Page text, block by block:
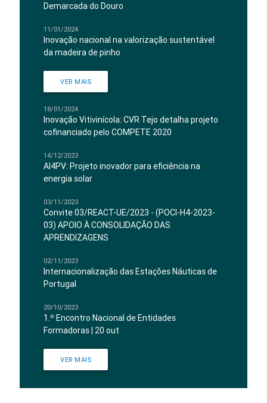
Demarcada do Douro
11/01/2024
Inovação nacional na valorização sustentável
da madeira de pinho
VER MAIS
18/01/2024
Inovação Vitivinícola: CVR Tejo detalha projeto
cofinanciado pelo COMPETE 2020
14/12/2023
AI4PV: Projeto inovador para eficiência na
energia solar
03/11/2023
Convite 03/REACT-UE/2023 - (POCI-H4-2023-
03) APOIO À CONSOLIDAÇÃO DAS
APRENDIZAGENS
02/11/2023
Internacionalização das Estações Náuticas de
Portugal
20/10/2023
1.º Encontro Nacional de Entidades
Formadoras | 20 out
VER MAIS